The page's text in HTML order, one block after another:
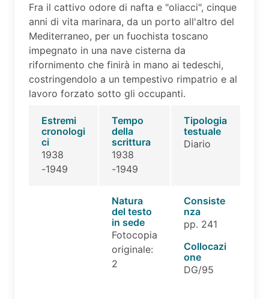
Fra il cattivo odore di nafta e "oliacci", cinque
anni di vita marinara, da un porto all'altro del
Mediterraneo, per un fuochista toscano
impegnato in una nave cisterna da
rifornimento che finirà in mano ai tedeschi,
costringendolo a un tempestivo rimpatrio e al
lavoro forzato sotto gli occupanti.
Estremi
cronologi
ci
1938
-1949
Tempo
della
scrittura
1938
-1949
Tipologia
testuale
Diario
Natura
del testo
in sede
Fotocopia
originale:
2
Consiste
nza
pp. 241
Collocazi
one
DG/95